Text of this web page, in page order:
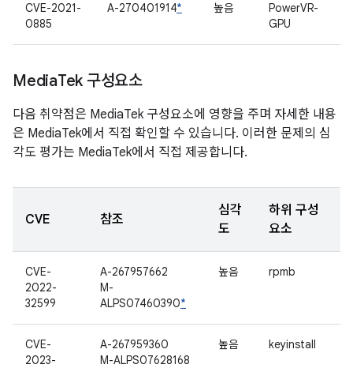
CVE-2021-
0885
A-270401914* 높음
PowerVR-
GPU
MediaTek 구성요소
다음 취약점은 MediaTek 구성요소에 영향을 주며 자세한 내용
은 MediaTek에서 직접 확인할 수 있습니다. 이러한 문제의 심
각도 평가는 MediaTek에서 직접 제공합니다.
CVE 참조
심각
도
하위 구성
요소
CVE-
2022-
32599
A-267957662
M-
ALPS07460390*
높음 rpmb
CVE-
2023-
A-267959360
M-ALPS07628168
높음 keyinstall